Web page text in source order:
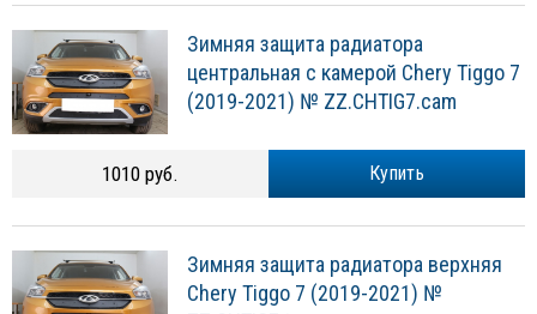
Зимняя защита радиатора
центральная с камерой Chery Tiggo 7
(2019-2021) № ZZ.CHTIG7.cam
Купить
1010 руб.
Зимняя защита радиатора верхняя
Chery Tiggo 7 (2019-2021) №